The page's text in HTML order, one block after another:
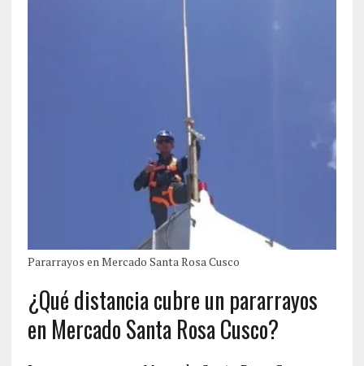
Pararrayos en Mercado Santa Rosa Cusco
¿Qué distancia cubre un pararrayos
en Mercado Santa Rosa Cusco?